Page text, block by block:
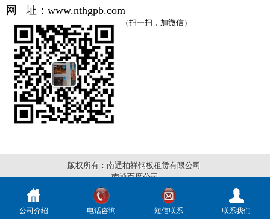
网 址： www.nthgpb.com
（扫一扫，加微信）
版权所有：南通柏祥钢板租赁有限公司
南通百度公司
公司介绍 电话咨询 短信联系 联系我们